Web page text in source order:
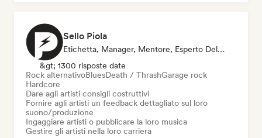
Sello Piola
Etichetta, Manager, Mentore, Esperto Del Suono
&gt; 1300 risposte date
Rock alternativoBluesDeath / ThrashGarage rock
Hardcore
Dare agli artisti consigli costruttivi
Fornire agli artisti un feedback dettagliato sul loro
suono/produzione
Ingaggiare artisti o pubblicare la loro musica
Gestire gli artisti nella loro carriera